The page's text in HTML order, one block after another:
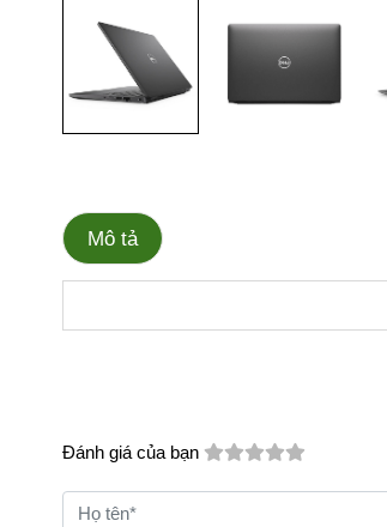
Mô tả
Đánh giá của bạn